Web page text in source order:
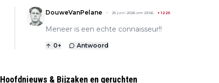
DouweVanPelane 25 juni 2026 om 23:56 +1225
Meneer is een echte connaisseur!!
0+ Antwoord
Hoofdnieuws & Bijzaken en geruchten